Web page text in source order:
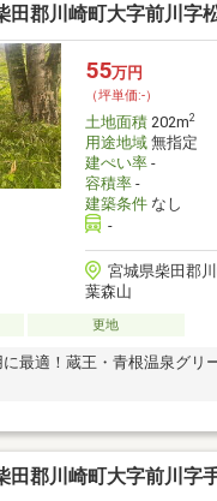
田郡川崎町大字前川字
55万円
（坪単価:-）
土地面積202m2
用途地域無指定
建ぺい率-
容積率-
建築条件なし
-
宮城県柴田郡
葉森山
更地
最適！蔵王・青根温泉グリ
田郡川崎町大字前川字